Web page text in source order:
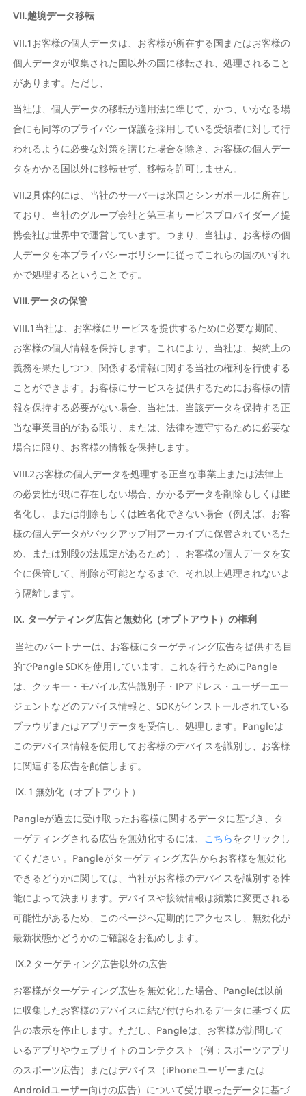
VII.越境データ移転
VII.1お客様の個人データは、お客様が所在する国またはお客様の
個人データが収集された国以外の国に移転され、処理されること
があります。ただし、
当社は、個人データの移転が適用法に準じて、かつ、いかなる場
合にも同等のプライバシー保護を採用している受領者に対して行
われるように必要な対策を講じた場合を除き、お客様の個人デー
タをかかる国以外に移転せず、移転を許可しません。
VII.2具体的には、当社のサーバーは米国とシンガポールに所在し
ており、当社のグループ会社と第三者サービスプロバイダー／提
携会社は世界中で運営しています。つまり、当社は、お客様の個
人データを本プライバシーポリシーに従ってこれらの国のいずれ
かで処理するということです。
VIII.データの保管
VIII.1当社は、お客様にサービスを提供するために必要な期間、
お客様の個人情報を保持します。これにより、当社は、契約上の
義務を果たしつつ、関係する情報に関する当社の権利を行使する
ことができます。お客様にサービスを提供するためにお客様の情
報を保持する必要がない場合、当社は、当該データを保持する正
当な事業目的がある限り、または、法律を遵守するために必要な
場合に限り、お客様の情報を保持します。
VIII.2お客様の個人データを処理する正当な事業上または法律上
の必要性が現に存在しない場合、かかるデータを削除もしくは匿
名化し、または削除もしくは匿名化できない場合（例えば、お客
様の個人データがバックアップ用アーカイブに保管されているた
め、または別段の法規定があるため）、お客様の個人データを安
全に保管して、削除が可能となるまで、それ以上処理されないよ
う隔離します。
IX. ターゲティング広告と無効化（オプトアウト）の権利
的でPangle SDKを使用しています。これを行うためにPangle
は、クッキー・モバイル広告識別子・IPアドレス・ユーザーエー
ジェントなどのデバイス情報と、SDKがインストールされている
ブラウザまたはアプリデータを受信し、処理します。Pangleは
このデバイス情報を使用してお客様のデバイスを識別し、お客様
に関連する広告を配信します。
IX. 1 無効化（オプトアウト）
Pangleが過去に受け取ったお客様に関するデータに基づき、タ
ーゲティングされる広告を無効化するには、
こちらをクリックし
てください 。Pangleがターゲティング広告からお客様を無効化
できるどうかに関しては、当社がお客様のデバイスを識別する性
能によって決まります。デバイスや接続情報は頻繁に変更される
可能性があるため、このページへ定期的にアクセスし、無効化が
最新状態かどうかのご確認をお勧めします。
IX.2 ターゲティング広告以外の広告
お客様がターゲティング広告を無効化した場合、Pangleは以前
に収集したお客様のデバイスに結び付けられるデータに基づく広
告の表示を停止します。ただし、Pangleは、お客様が訪問して
いるアプリやウェブサイトのコンテクスト（例：スポーツアプリ
のスポーツ広告）またはデバイス（iPhoneユーザーまたは
Androidユーザー向けの広告）について受け取ったデータに基づ